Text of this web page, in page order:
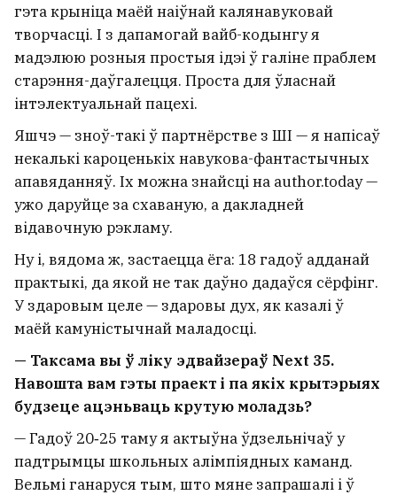
гэта крыніца маёй наіўнай калянавуковай
творчасці. І з дапамогай вайб-кодынгу я
мадэлюю розныя простыя ідэі ў галіне праблем
старэння-даўгалецця. Проста для ўласнай
інтэлектуальнай пацехі.
Яшчэ — зноў-такі ў партнёрстве з ШІ — я напісаў
некалькі кароценькіх навукова-фантастычных
апавяданняў. Іх можна знайсці на author.today —
ужо даруйце за схаваную, а дакладней
відавочную рэкламу.
Ну і, вядома ж, застаецца ёга: 18 гадоў адданай
практыкі, да якой не так даўно дадаўся сёрфінг.
У здаровым целе — здаровы дух, як казалі ў
маёй камуністычнай маладосці.
— Таксама вы ў ліку эдвайзераў Next 35.
Навошта вам гэты праект і па якіх крытэрыях
будзеце ацэньваць крутую моладзь?
— Гадоў 20‑25 таму я актыўна ўдзельнічаў у
падтрымцы школьных алімпіядных каманд.
Вельмі ганаруся тым, што мяне запрашалі і ў